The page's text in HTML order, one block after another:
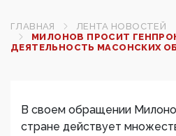
ГЛАВНАЯ
ЛЕНТА НОВОСТЕЙ
МИЛОНОВ ПРОСИТ
ДЕЯТЕЛЬНОСТЬ МАСОНСКИХ
В своем обращении
стране действует